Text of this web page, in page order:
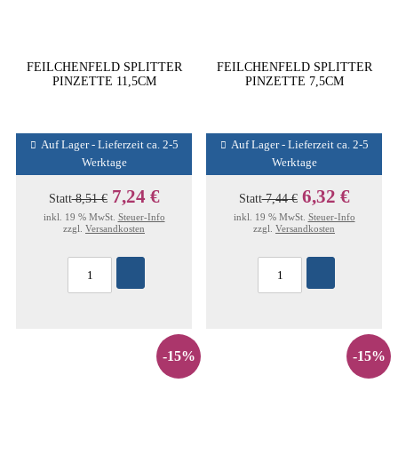
FEILCHENFELD SPLITTER
PINZETTE 11,5CM
Auf Lager - Lieferzeit ca. 2-5
Werktage
Statt8,51 € 7,24 €
inkl. 19 % MwSt. Steuer-Info
zzgl. Versandkosten
FEILCHENFELD SPLITTER
PINZETTE 7,5CM
Auf Lager - Lieferzeit ca. 2-5
Werktage
Statt7,44 € 6,32 €
inkl. 19 % MwSt. Steuer-Info
zzgl. Versandkosten
-15% -15%